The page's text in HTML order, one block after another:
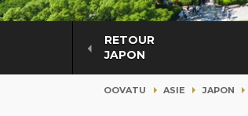
RETOUR
JAPON
OOVATU ASIE JAPON